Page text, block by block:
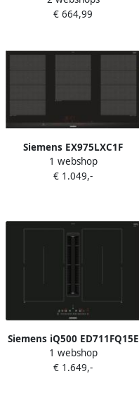
SCHOTT CERAN EX675LXC1E
€ 664,99
Siemens EX975LXC1F
Inductiekookplaat 5 zones
11100 W max L 91 2 x D 52
1 webshop
€ 1.049,-
Siemens iQ500 ED711FQ15E
Kookplaat met afzuiging
1 webshop
€ 1.649,-